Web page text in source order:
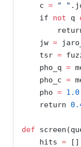
    c
= " "
if
not q
    jw
=
    tsr
=
    pho_q
=
    pho_c
=
    pho
= 1.0
return
def
    hits
= []